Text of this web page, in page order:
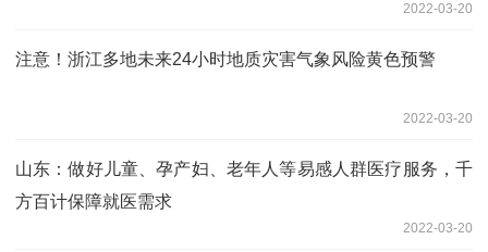
2022-03-20
注意！浙江多地未来24小时地质灾害气象风险黄色预警
2022-03-20
山东：做好儿童、孕产妇、老年人等易感人群医疗服务，千
方百计保障就医需求
2022-03-20